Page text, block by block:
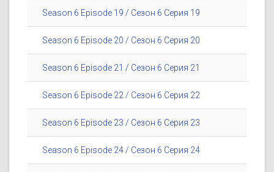
Season 6 Episode 19 / Сезон 6 Серия 19
Season 6 Episode 20 / Сезон 6 Серия 20
Season 6 Episode 21 / Сезон 6 Серия 21
Season 6 Episode 22 / Сезон 6 Серия 22
Season 6 Episode 23 / Сезон 6 Серия 23
Season 6 Episode 24 / Сезон 6 Серия 24